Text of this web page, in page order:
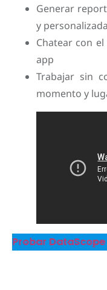
Generar
y personalizada
Chatear con
app
Trabajar sin
momento y
Probar